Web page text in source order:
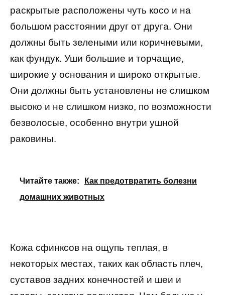
раскрытые расположены чуть косо и на
большом расстоянии друг от друга. Они
должны быть зелеными или коричневыми,
как фундук. Уши большие и торчащие,
широкие у основания и широко открытые.
Они должны быть установлены не слишком
высоко и не слишком низко, по возможности
безволосые, особенно внутри ушной
раковины.
Читайте также:
Как предотвратить болезни
домашних животных
Кожа сфинксов на ощупь теплая, в
некоторых местах, таких как область плеч,
суставов задних конечностей и шеи и